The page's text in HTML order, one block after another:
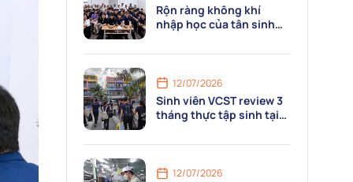
Rộn ràng không khí
nhập học của tân sinh
tô tại VCST
12/07/2026
Sinh viên VCST review 3
tháng thực tập sinh tại
Resort: “Mỗi ngày là một
nghề thật!”
12/07/2026